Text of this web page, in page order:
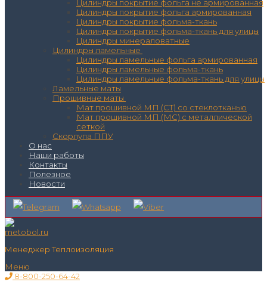
Цилиндры покрытие фольга не армированная
Цилиндры покрытие фольга армированная
Цилиндры покрытие фольма-ткань
Цилиндры покрытие фольма-ткань для улицы
Цилиндры минераловатные
Цилиндры ламельные
Цилиндры ламельные фольга армированная
Цилиндры ламельные фольма-ткань
Цилиндры ламельные фольма-ткань для улицы
Ламельные маты
Прошивные маты
Мат прошивной МП (СТ) со стеклотканью
Мат прошивной МП (МС) с металлической
сеткой
Скорлупа ППУ
О нас
Наши работы
Контакты
Полезное
Новости
Менеджер Теплоизоляция
Меню
8-800-250-64-42